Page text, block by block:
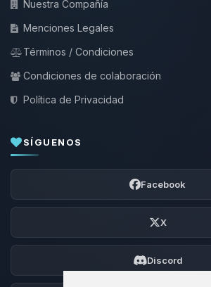
Nuestra Compañía
Menciones Legales
Términos / Condiciones
Condiciones de colaboración
Política de Privacidad
SÍGUENOS
Facebook
X
Discord